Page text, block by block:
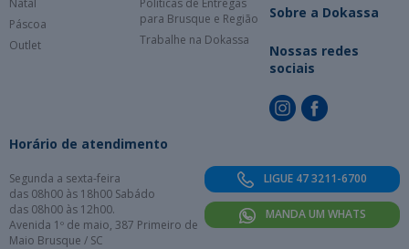
Páscoa
Outlet
para Brusque e Região
Trabalhe na Dokassa
Sobre a Dokassa
Nossas redes
sociais
Horário de atendimento
Segunda a sexta-feira
das 08h00 às 18h00 Sabádo
das 08h00 às 12h00.
Avenida 1º de maio, 387 Primeiro de
Maio Brusque / SC
LIGUE 47 3211-6700
MANDA UM WHATS